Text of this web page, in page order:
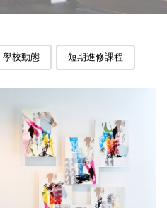
學校動態 短期進修課程